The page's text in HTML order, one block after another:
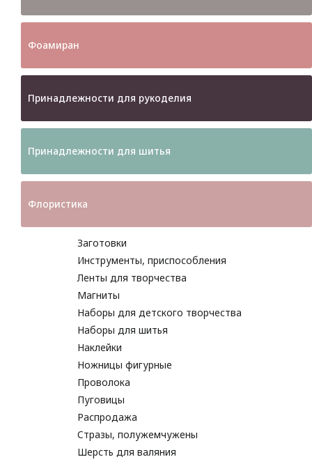
Фоамиран
Принадлежности для рукоделия
Принадлежности для шитья
Флористика
Заготовки
Инструменты, приспособления
Ленты для творчества
Магниты
Наборы для детского творчества
Наборы для шитья
Наклейки
Ножницы фигурные
Проволока
Пуговицы
Распродажа
Стразы, полужемчужены
Шерсть для валяния